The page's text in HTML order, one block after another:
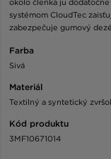
systémom CloudTec
zabezpečuje gumový
Farba
Sivá
Materiál
Textilný a syntetický
Kód produktu
3MF10671014